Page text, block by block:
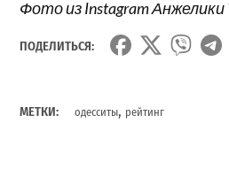
Фото из Instagram
ПОДЕЛИТЬСЯ:
МЕТКИ: одесситы, рейтинг